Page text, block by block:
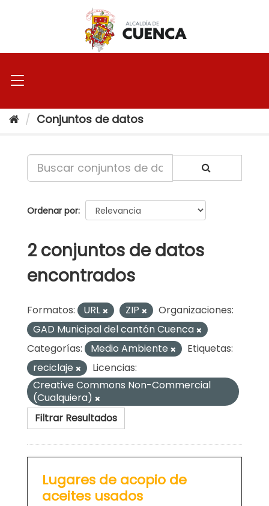
Conjuntos de datos
Ordenar por
2 conjuntos de datos
encontrados
Formatos: URL ZIP
Organizaciones:
GAD Municipal del cantón Cuenca
Categorías:
Medio Ambiente
Etiquetas:
reciclaje
Licencias:
Creative Commons Non-Commercial
(Cualquiera)
Filtrar Resultados
Lugares de acopio de
aceites usados